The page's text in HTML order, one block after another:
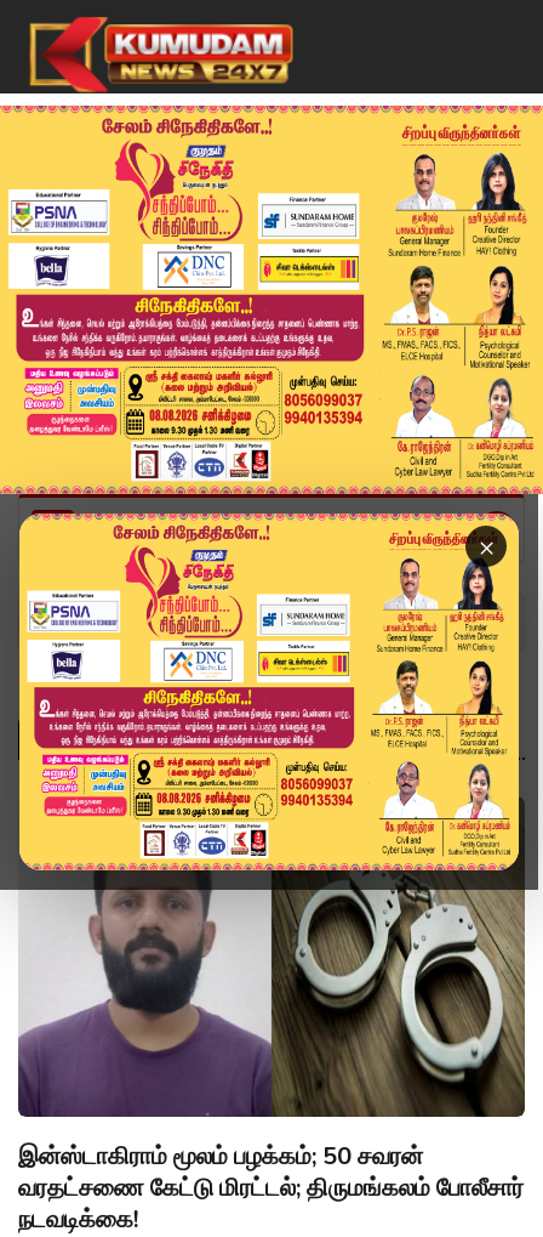
×
Home Topics
இன்ஸ்டாகிராம் மூலம் பழக்கம்; 50 சவரன்
வரதட்சணை கேட்டு மிரட்டல்; திருமங்கலம் போலீசார்
நடவடிக்கை!